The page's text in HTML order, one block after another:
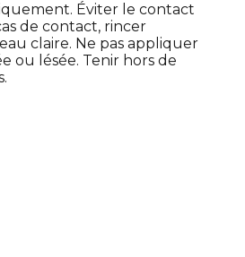
Éviter le contact
de contact, rincer
claire. Ne pas appliquer
ou lésée. Tenir hors de